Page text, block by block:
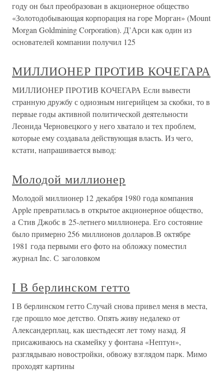
году он был преобразован в акционерное общество
«Золотодобывающая корпорация на горе Морган» (Mount
Morgan Goldmining Corporation). Д’Арси как один из
основателей компании получил 125
МИЛЛИОНЕР ПРОТИВ КОЧЕГАРА
МИЛЛИОНЕР ПРОТИВ КОЧЕГАРА Если вывести
странную дружбу с одиозным нигерийцем за скобки, то в
первые годы активной политической деятельности
Леонида Черновецкого у него хватало и тех проблем,
которые ему создавала действующая власть. Из чего,
кстати, напрашивается вывод:
Молодой миллионер
Молодой миллионер 12 декабря 1980 года компания
Apple превратилась в открытое акционерное общество,
а Стив Джобс в 25-летнего миллионера. Его состояние
было примерно 256 миллионов долларов.В октябре
1981 года первыми его фото на обложку поместил
журнал Inc. С заголовком
I В берлинском гетто
I В берлинском гетто Случай снова привел меня в места,
где прошло мое детство. Опять живу недалеко от
Александерплац, как шестьдесят лет тому назад. Я
присаживаюсь на скамейку у фонтана «Нептун»,
разглядываю новостройки, обвожу взглядом парк. Мимо
проходят картины